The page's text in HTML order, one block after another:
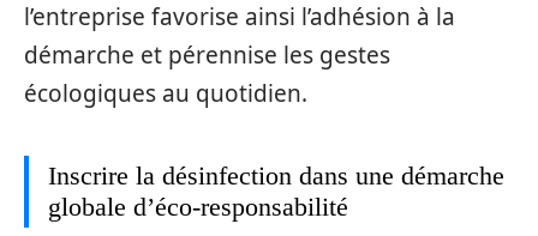
l’entreprise favorise ainsi l’adhésion à la
démarche et pérennise les gestes
écologiques au quotidien.
Inscrire la désinfection dans une démarche
globale d’éco-responsabilité